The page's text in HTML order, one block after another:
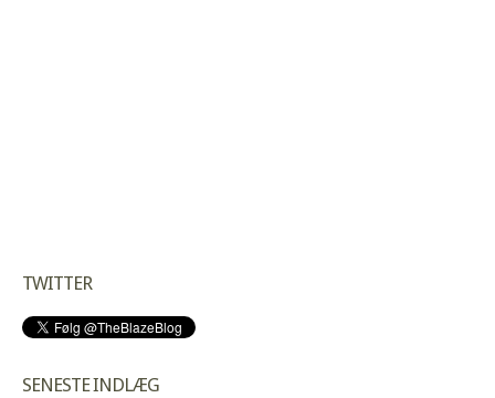
TWITTER
SENESTE INDLÆG